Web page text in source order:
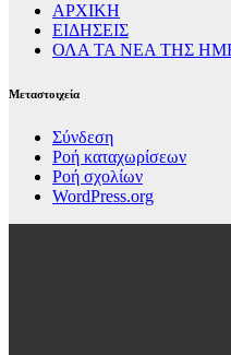
ΑΡΧΙΚΗ
ΕΙΔΗΣΕΙΣ
ΟΛΑ ΤΑ ΝΕΑ ΤΗΣ
Μεταστοιχεία
Σύνδεση
Ροή καταχωρίσεων
Ροή σχολίων
WordPress.org